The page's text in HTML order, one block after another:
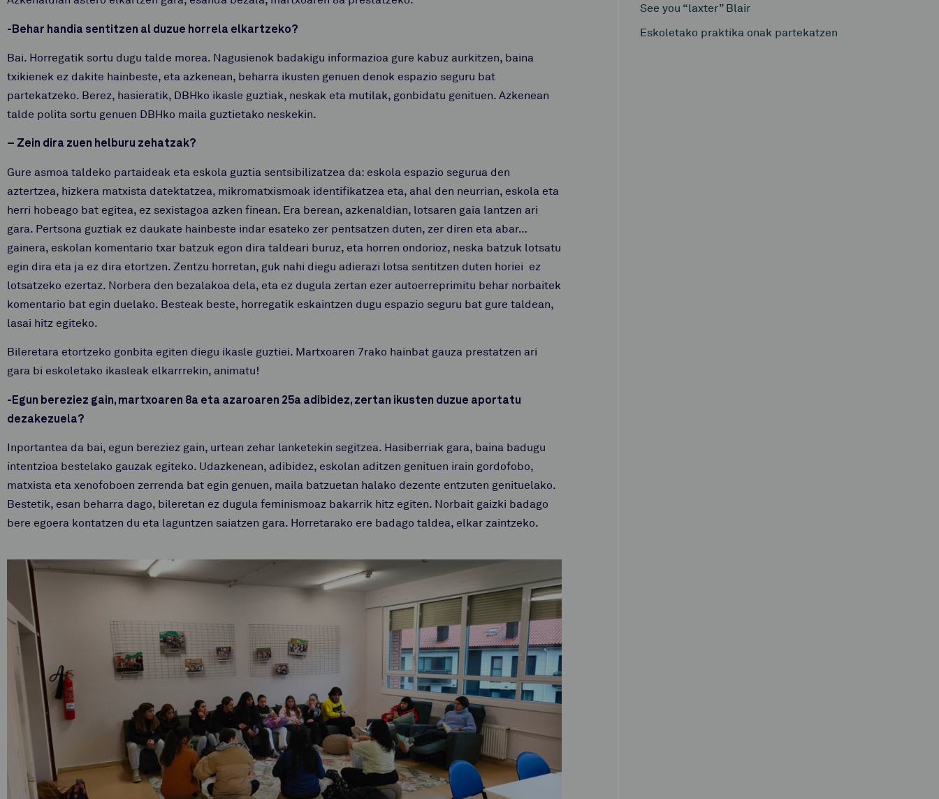
-Behar handia sentitzen al duzue horrela elkartzeko?
Bai. Horregatik sortu dugu talde morea. Nagusienok badakigu informazioa gure kabuz aurkitzen, baina
txikienek ez dakite hainbeste, eta azkenean, beharra ikusten genuen denok espazio seguru bat
partekatzeko. Berez, hasieratik, DBHko ikasle guztiak, neskak eta mutilak, gonbidatu genituen. Azkenean
talde polita sortu genuen DBHko maila guztietako neskekin.
– Zein dira zuen helburu zehatzak?
Gure asmoa taldeko partaideak eta eskola guztia sentsibilizatzea da: eskola espazio segurua den
aztertzea, hizkera matxista datektatzea, mikromatxismoak identifikatzea eta, ahal den neurrian, eskola eta
herri hobeago bat egitea, ez sexistagoa azken finean. Era berean, azkenaldian, lotsaren gaia lantzen ari
gara. Pertsona guztiak ez daukate hainbeste indar esateko zer pentsatzen duten, zer diren eta abar…
gainera, eskolan komentario txar batzuk egon dira taldeari buruz, eta horren ondorioz, neska batzuk lotsatu
egin dira eta ja ez dira etortzen. Zentzu horretan, guk nahi diegu adierazi lotsa sentitzen duten horiei ez
lotsatzeko ezertaz. Norbera den bezalakoa dela, eta ez dugula zertan ezer autoerreprimitu behar norbaitek
komentario bat egin duelako. Besteak beste, horregatik eskaintzen dugu espazio seguru bat gure taldean,
lasai hitz egiteko.
Bileretara etortzeko gonbita egiten diegu ikasle guztiei. Martxoaren 7rako hainbat gauza prestatzen ari
gara bi eskoletako ikasleak elkarrrekin, animatu!
-Egun bereziez gain, martxoaren 8a eta azaroaren 25a adibidez, zertan ikusten duzue aportatu
dezakezuela?
Inportantea da bai, egun bereziez gain, urtean zehar lanketekin segitzea. Hasiberriak gara, baina badugu
intentzioa bestelako gauzak egiteko. Udazkenean, adibidez, eskolan aditzen genituen irain gordofobo,
matxista eta xenofoboen zerrenda bat egin genuen, maila batzuetan halako dezente entzuten genituelako.
Bestetik, esan beharra dago, bileretan ez dugula feminismoaz bakarrik hitz egiten. Norbait gaizki badago
bere egoera kontatzen du eta laguntzen saiatzen gara. Horretarako ere badago taldea, elkar zaintzeko.
See you “laxter” Blair
Eskoletako praktika onak partekatzen